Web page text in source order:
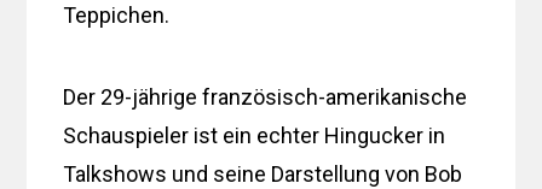
Teppichen.
Der 29-jährige französisch-amerikanische
Schauspieler ist ein echter Hingucker in
Talkshows und seine Darstellung von Bob